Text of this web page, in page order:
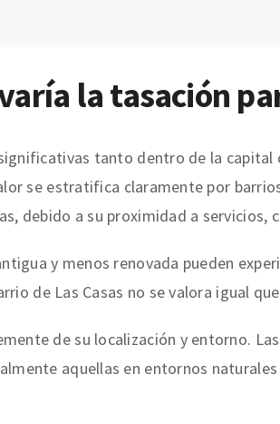
la tasación
tanto dentro de la
se estratifica claramente por
debido a su proximidad a servicios,
y menos renovada pueden
de Las Casas no se valora igual
de su localización y entorno.
aquellas en entornos